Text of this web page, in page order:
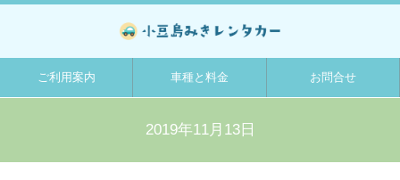
ご利用案内 車種と料金 お問合せ
2019年11月13日